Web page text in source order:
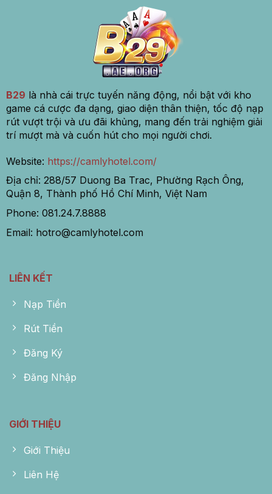
B29 là nhà cái trực tuyến năng động, nổi bật với kho
game cá cược đa dạng, giao diện thân thiện, tốc độ nạp
rút vượt trội và ưu đãi khủng, mang đến trải nghiệm giải
trí mượt mà và cuốn hút cho mọi người chơi.
Website: https://camlyhotel.com/
Địa chỉ: 288/57 Duong Ba Trac, Phường Rạch Ông,
Quận 8, Thành phố Hồ Chí Minh, Việt Nam
Phone: 081.24.7.8888
Email: hotro@camlyhotel.com
LIÊN KẾT
Nạp Tiền
Rút Tiền
Đăng Ký
Đăng Nhập
GIỚI THIỆU
Giới Thiệu
Liên Hệ